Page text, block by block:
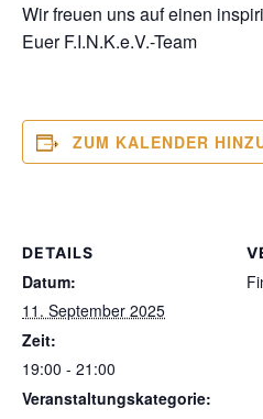
Wir freuen uns auf einen
Euer F.I.N.K.e.V.-Team
ZUM KALENDER
DETAILS
Datum:
11. September 2025
Zeit:
19:00 - 21:00
Veranstaltungskategorie: